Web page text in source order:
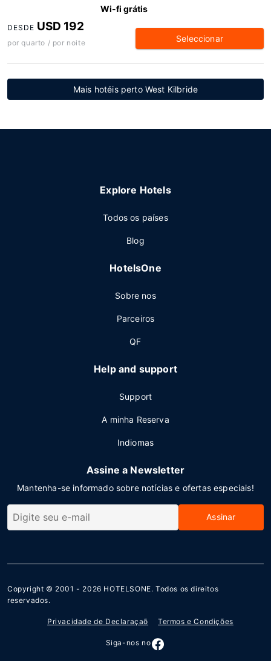
Wi-fi grátis
DESDE USD 192
por quarto / por noite Seleccionar
Mais hotéis perto West Kilbride
Explore Hotels
Todos os países
Blog
HotelsOne
Sobre nos
Parceiros
QF
Help and support
Support
A minha Reserva
Indiomas
Assine a Newsletter
Mantenha-se informado sobre notícias e ofertas especiais!
Assinar
Copyright © 2001 - 2026 HOTELSONE. Todos os direitos
reservados.
Privacidade de Declaraçaõ Termos e Condições
Siga-nos no